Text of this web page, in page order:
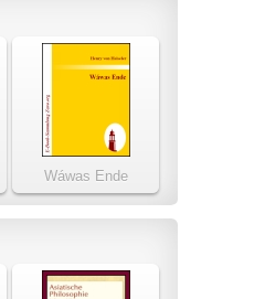
Wáwas Ende